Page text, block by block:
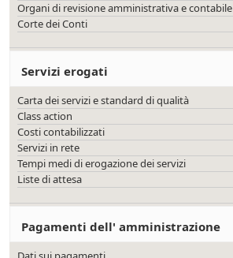
Organi di revisione amministrativa e contabile
Corte dei Conti
Servizi erogati
Carta dei servizi e standard di qualità
Class action
Costi contabilizzati
Servizi in rete
Tempi medi di erogazione dei servizi
Liste di attesa
Pagamenti dell' amministrazione